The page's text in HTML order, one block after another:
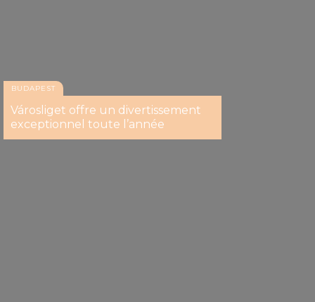
BUDAPEST
Városliget offre un divertissement
exceptionnel toute l’année